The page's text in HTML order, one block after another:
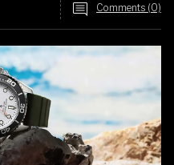
Comments (0)